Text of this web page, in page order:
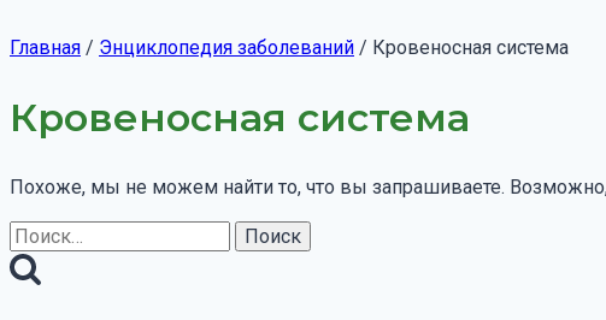
Главная / Энциклопедия заболеваний / Кровеносная система
Кровеносная система
Похоже, мы не можем найти то, что вы запрашиваете.
Найти: